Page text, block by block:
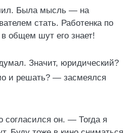
Была мысль — на
стать. Работенка по
общем шут его знает!
Значит, юридический?
и решать? — засмеялся
он. — Тогда я